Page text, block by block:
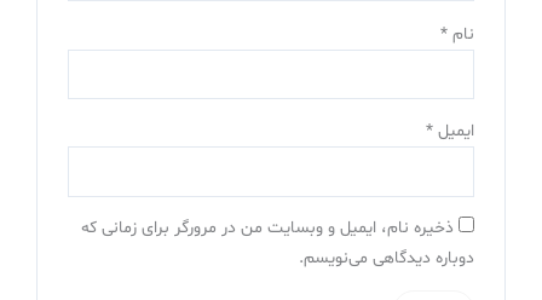
نام *
ایمیل *
ذخیره نام، ایمیل و وبسایت من در مرورگر برای زمانی که
دوباره دیدگاهی می‌نویسم.